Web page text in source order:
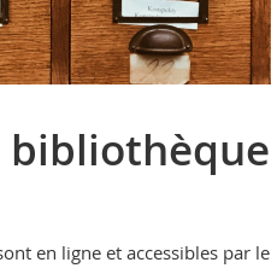
bibliothèque
en ligne et accessibles par le